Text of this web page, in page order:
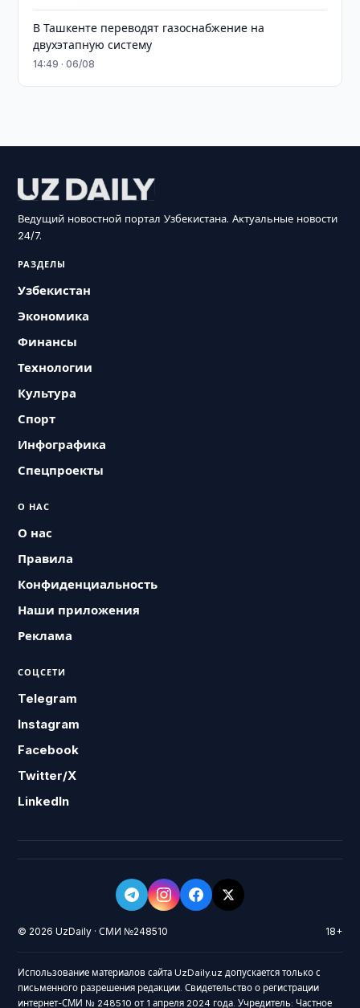
В Ташкенте переводят газоснабжение на
двухэтапную систему
14:49 · 06/08
Ведущий новостной портал Узбекистана. Актуальные новости
24/7.
РАЗДЕЛЫ
Узбекистан
Экономика
Финансы
Технологии
Культура
Спорт
Инфографика
Спецпроекты
О НАС
О нас
Правила
Конфиденциальность
Наши приложения
Реклама
СОЦСЕТИ
Telegram
Instagram
Facebook
Twitter/X
LinkedIn
© 2026 UzDaily · СМИ №248510 18+
Использование материалов сайта UzDaily.uz допускается только с
письменного разрешения редакции. Свидетельство о регистрации
интернет-СМИ № 248510 от 1 апреля 2024 года. Учредитель: Частное